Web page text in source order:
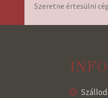
Szeretne értesülni